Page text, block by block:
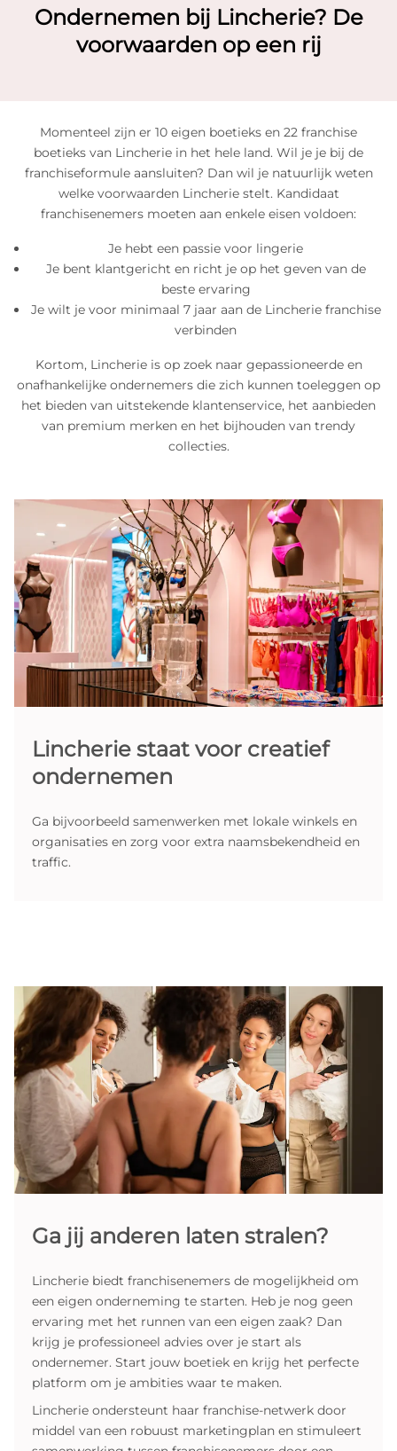
Ondernemen bij Lincherie? De
voorwaarden op een rij
Momenteel zijn er 10 eigen boetieks en 22 franchise
boetieks van Lincherie in het hele land. Wil je je bij de
franchiseformule aansluiten? Dan wil je natuurlijk weten
welke voorwaarden Lincherie stelt. Kandidaat
franchisenemers moeten aan enkele eisen voldoen:
Je hebt een passie voor lingerie
Je bent klantgericht en richt je op het geven van de
beste ervaring
Je wilt je voor minimaal 7 jaar aan de Lincherie franchise
verbinden
Kortom, Lincherie is op zoek naar gepassioneerde en
onafhankelijke ondernemers die zich kunnen toeleggen op
het bieden van uitstekende klantenservice, het aanbieden
van premium merken en het bijhouden van trendy
collecties.
Lincherie staat voor creatief
ondernemen
Ga bijvoorbeeld samenwerken met lokale winkels en
organisaties en zorg voor extra naamsbekendheid en
traffic.
Ga jij anderen laten stralen?
Lincherie biedt franchisenemers de mogelijkheid om
een eigen onderneming te starten. Heb je nog geen
ervaring met het runnen van een eigen zaak? Dan
krijg je professioneel advies over je start als
ondernemer. Start jouw boetiek en krijg het perfecte
platform om je ambities waar te maken.
Lincherie ondersteunt haar franchise-netwerk door
middel van een robuust marketingplan en stimuleert